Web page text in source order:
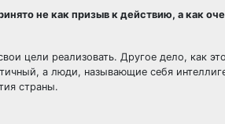
не как призыв к действию, а как
цели реализовать. Другое дело, как
а люди, называющие себя
страны.